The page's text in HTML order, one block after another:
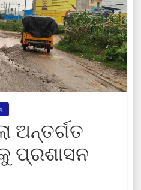
ଅନ୍ତର୍ଗତ
ପ୍ରଶାସନ